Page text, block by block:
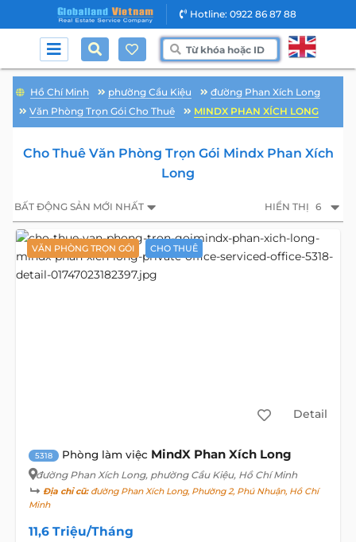
Hotline: 0922 86 87 88
Hồ Chí Minh phường Cầu Kiệu
đường Phan Xích Long
Văn Phòng Trọn Gói Cho Thuê
MINDX PHAN XÍCH LONG
Cho Thuê Văn Phòng Trọn Gói Mindx Phan Xích
Long
BẤT ĐỘNG SẢN MỚI NHẤT HIỂN THỊ 6
VĂN PHÒNG TRỌN GÓI CHO THUÊ
Detail
5318 Phòng làm việc MindX Phan Xích Long
đường Phan Xích Long, phường Cầu Kiệu, Hồ Chí Minh
Địa chỉ cũ:đường Phan Xích Long, Phường 2, Phú Nhuận, Hồ Chí
Minh
11,6 Triệu/Tháng